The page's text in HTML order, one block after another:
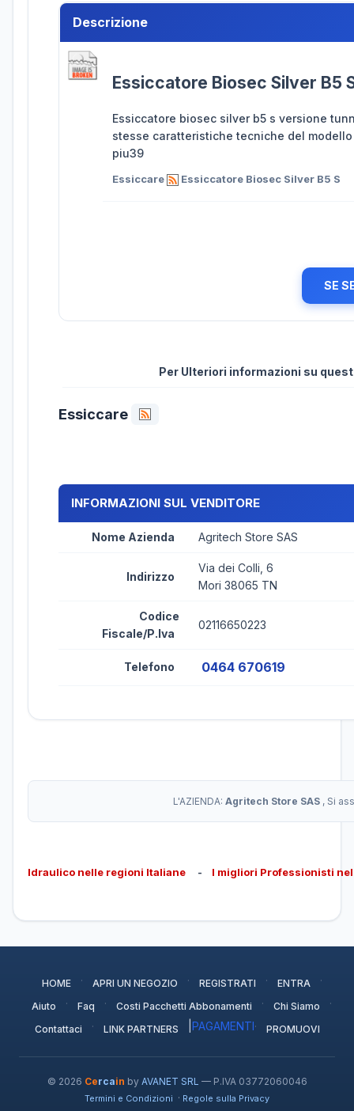
Descrizione
Essiccatore Biosec Silver B5
Essiccatore biosec silver b5 s versione
stesse caratteristiche tecniche del
piu39
Essiccare Essiccatore Biosec Silver B5 S
SE
Per Ulteriori informazioni su
Essiccare
INFORMAZIONI SUL VENDITORE
Nome Azienda Agritech Store SAS
Indirizzo
Via dei Colli, 6
Mori 38065 TN
Codice
Fiscale/P.Iva
02116650223
Telefono 0464 670619
L'AZIENDA: Agritech Store SAS , Si
Idraulico nelle regioni Italiane - I migliori Professionisti
HOME · APRI UN NEGOZIO · REGISTRATI · ENTRA ·
Aiuto · Faq · Costi Pacchetti Abbonamenti · Chi Siamo ·
Contattaci · LINK PARTNERS PAGAMENTI· PROMUOVI
© 2026 Cercain by AVANET SRL — P.IVA 03772060046
Termini e Condizioni · Regole sulla Privacy